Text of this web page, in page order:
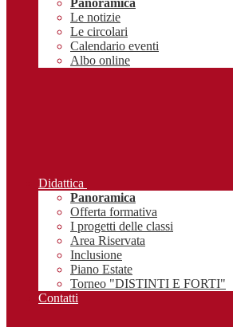
Panoramica
Le notizie
Le circolari
Calendario eventi
Albo online
Didattica
Panoramica
Offerta formativa
I progetti delle classi
Area Riservata
Inclusione
Piano Estate
Torneo "DISTINTI E FORTI"
Contatti